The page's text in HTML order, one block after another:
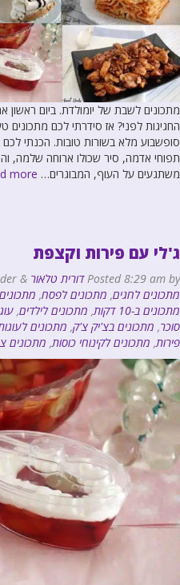
מתכונים לשבת של יומולדת. ביום
החגיגות לפני? אז סידרתי לכם
סופשבוע מלא בשורות טובות. הכנתי
תפוחי אדמה, סיר שכולו ארוחה שלמה,
משתגעים על העוף, המבוגרים… more »
ג'לי עם פירות וקצפת
Posted8:29 am by דורית טלאור &
מתכונים לחגים, מתכונים לפסח, מתכונים
מתכונים ב-10 דקות
, מתכונים לילדים,
סוכר, מתכונים בצ'יק צ'ק, מתכונים
פירות, מתכונים לקינוחי כוסות, מתכונים